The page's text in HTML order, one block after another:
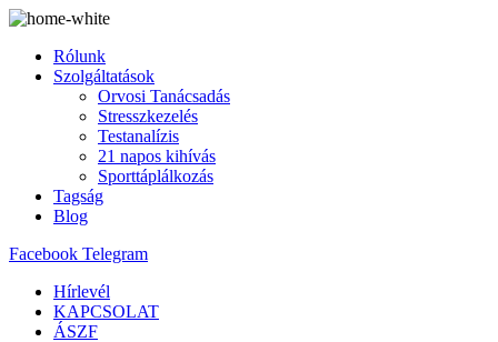
Rólunk
Szolgáltatások
Orvosi Tanácsadás
Stresszkezelés
Testanalízis
21 napos kihívás
Sporttáplálkozás
Tagság
Blog
Facebook Telegram
Hírlevél
KAPCSOLAT
ÁSZF